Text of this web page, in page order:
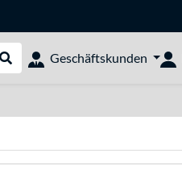
Suche durchführen
Geschäftskunden